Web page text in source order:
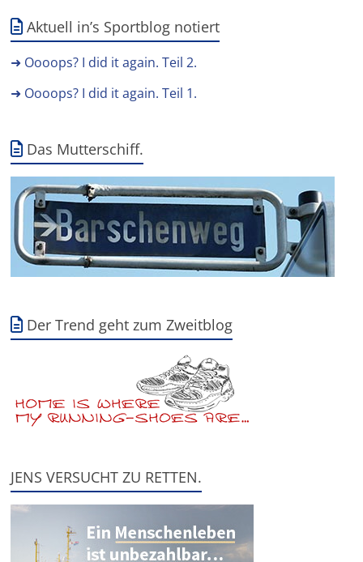
Aktuell in’s Sportblog notiert
➜ Oooops? I did it again. Teil 2.
➜ Oooops? I did it again. Teil 1.
Das Mutterschiff.
Der Trend geht zum Zweitblog
JENS VERSUCHT ZU RETTEN.